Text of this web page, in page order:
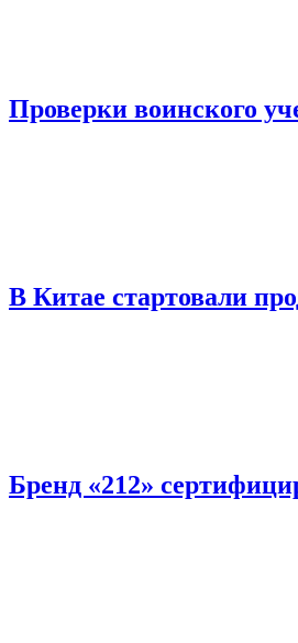
Проверки воинского
В Китае стартовали
Бренд «212»